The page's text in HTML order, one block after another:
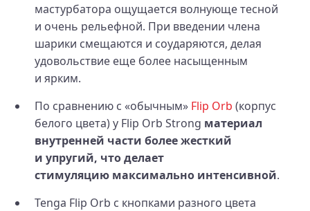
мастурбатора ощущается волнующе тесной
и очень рельефной. При введении члена
шарики смещаются и соударяются, делая
удовольствие еще более насыщенным
и ярким.
По сравнению с «обычным» Flip Orb (корпус
белого цвета) у Flip Orb Strong материал
внутренней части более жесткий
и упругий, что делает
стимуляцию максимально интенсивной.
Tenga Flip Orb с кнопками разного цвета